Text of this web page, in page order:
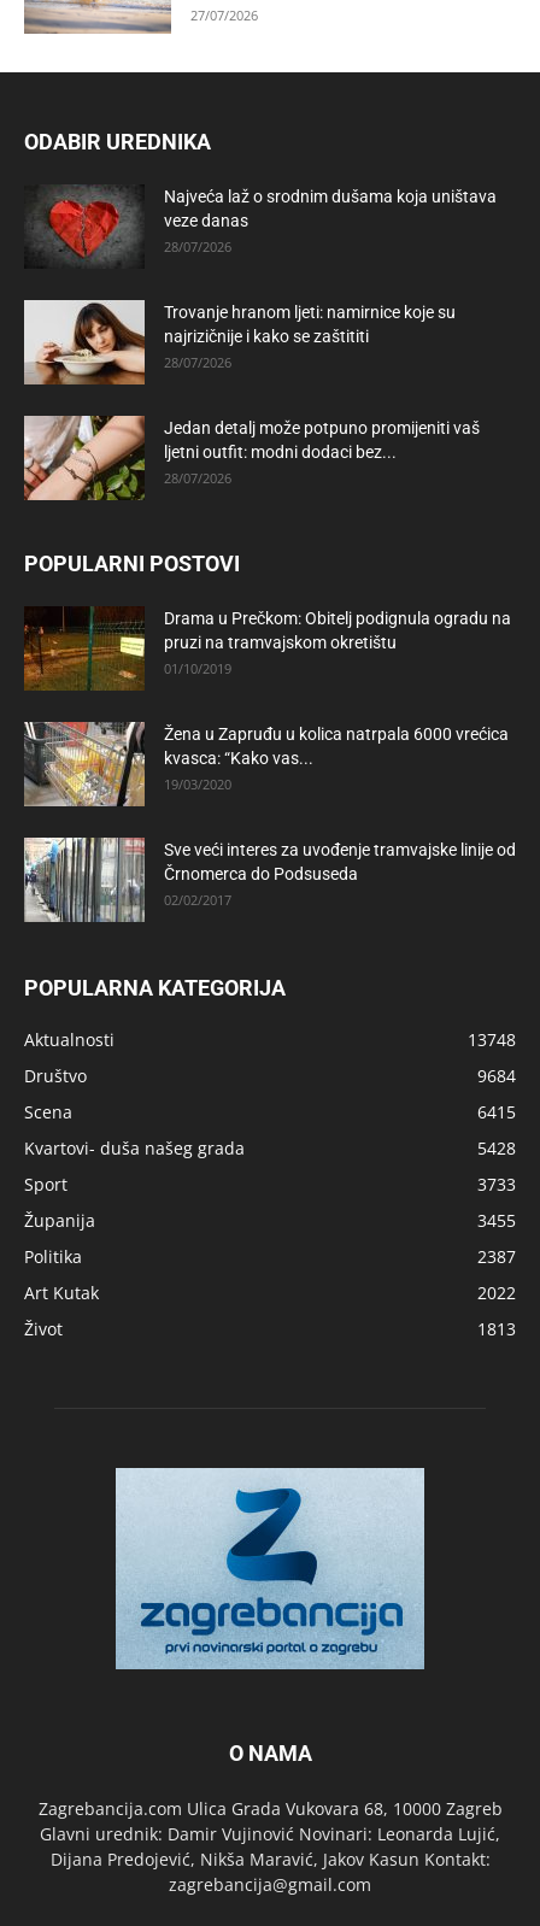
27/07/2026
ODABIR UREDNIKA
Najveća laž o srodnim dušama koja uništava
veze danas
28/07/2026
Trovanje hranom ljeti: namirnice koje su
najrizičnije i kako se zaštititi
28/07/2026
Jedan detalj može potpuno promijeniti vaš
ljetni outfit: modni dodaci bez...
28/07/2026
POPULARNI POSTOVI
Drama u Prečkom: Obitelj podignula ogradu na
pruzi na tramvajskom okretištu
01/10/2019
Žena u Zapruđu u kolica natrpala 6000 vrećica
kvasca: “Kako vas...
19/03/2020
Sve veći interes za uvođenje tramvajske linije od
Črnomerca do Podsuseda
02/02/2017
POPULARNA KATEGORIJA
Aktualnosti
13748
Društvo
9684
Scena
6415
Kvartovi- duša našeg grada
5428
Sport
3733
Županija
3455
Politika
2387
Art Kutak
2022
Život
1813
O NAMA
Zagrebancija.com Ulica Grada Vukovara 68, 10000 Zagreb
Glavni urednik: Damir Vujinović Novinari: Leonarda Lujić,
Dijana Predojević, Nikša Maravić, Jakov Kasun Kontakt:
zagrebancija@gmail.com